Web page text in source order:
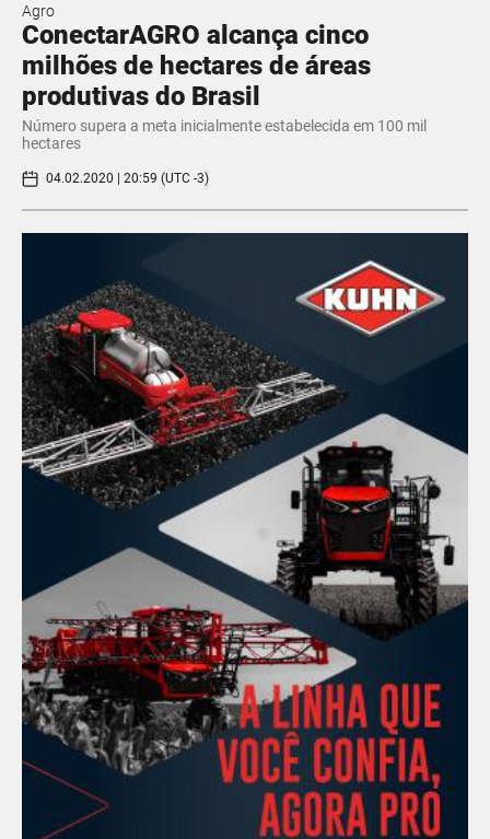
Agro
ConectarAGRO alcança cinco
milhões de hectares de áreas
produtivas do Brasil
Número supera a meta inicialmente estabelecida em 100 mil
hectares
04.02.2020 | 20:59 (UTC -3)